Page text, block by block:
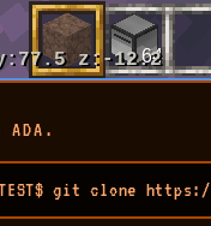
ADA.
git clone